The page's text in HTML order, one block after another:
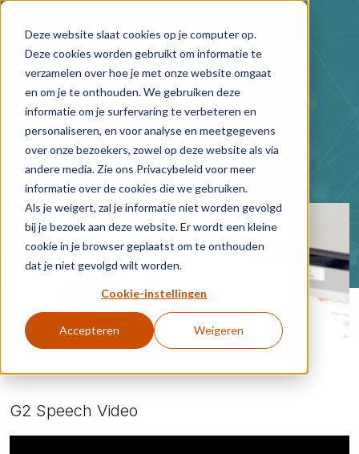
Deze website slaat cookies op je computer op.
Deze cookies worden gebruikt om informatie te
verzamelen over hoe je met onze website omgaat
en om je te onthouden. We gebruiken deze
informatie om je surfervaring te verbeteren en
personaliseren, en voor analyse en meetgegevens
over onze bezoekers, zowel op deze website als via
andere media. Zie ons Privacybeleid voor meer
informatie over de cookies die we gebruiken.
Als je weigert, zal je informatie niet worden gevolgd
bij je bezoek aan deze website. Er wordt een kleine
cookie in je browser geplaatst om te onthouden
dat je niet gevolgd wilt worden.
Cookie-instellingen
Accepteren Weigeren
Skip to main content
Video G2 Speech
Oct 2, 2016 1:15:00 AM
G2 Speech Video